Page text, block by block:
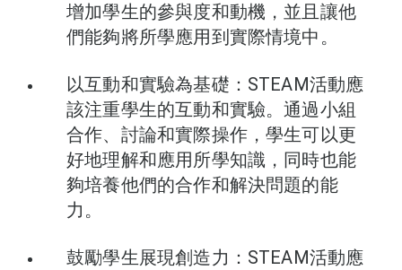
增加學生的參與度和動機，並且讓他
們能夠將所學應用到實際情境中。
以互動和實驗為基礎：STEAM活動應
該注重學生的互動和實驗。通過小組
合作、討論和實際操作，學生可以更
好地理解和應用所學知識，同時也能
夠培養他們的合作和解決問題的能
力。
鼓勵學生展現創造力：STEAM活動應